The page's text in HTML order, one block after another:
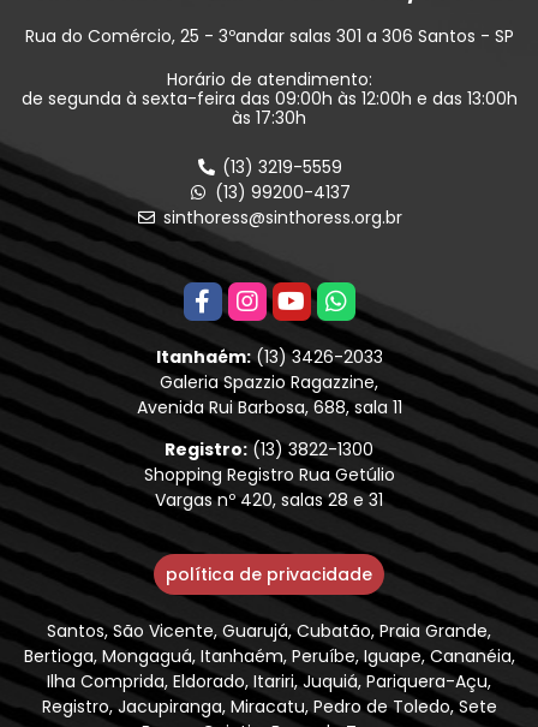
Rua do Comércio, 25 - 3ºandar salas 301 a 306 Santos - SP
Horário de atendimento:
de segunda à sexta-feira das 09:00h às 12:00h e das 13:00h
às 17:30h
(13) 3219-5559
(13) 99200-4137
sinthoress@sinthoress.org.br
Itanhaém:(13) 3426-2033
Galeria Spazzio Ragazzine,
Avenida Rui Barbosa, 688, sala 11
Registro:(13) 3822-1300
Shopping Registro Rua Getúlio
Vargas nº 420, salas 28 e 31
política de privacidade
Santos, São Vicente, Guarujá, Cubatão, Praia Grande,
Bertioga, Mongaguá, Itanhaém, Peruíbe, Iguape, Cananéia,
Ilha Comprida, Eldorado, Itariri, Juquiá, Pariquera-Açu,
Registro, Jacupiranga, Miracatu, Pedro de Toledo, Sete